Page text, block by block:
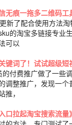
无痕一拖多二维码工
新了配合使用方法淘
的淘宝多链接专业
可以
键词了！试试超级短
付费推广做了一些
调整推广，发现一个
推，
口拉起淘宝搜索流量